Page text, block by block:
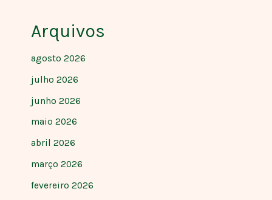
Arquivos
agosto 2026
julho 2026
junho 2026
maio 2026
abril 2026
março 2026
fevereiro 2026